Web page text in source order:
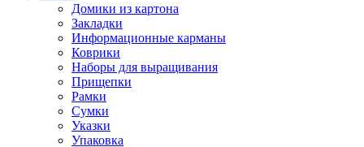
Домики из картона
Закладки
Информационные карманы
Коврики
Наборы для выращивания
Прищепки
Рамки
Сумки
Указки
Упаковка